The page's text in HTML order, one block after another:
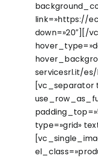
link=»https://
down=»20″][/
servicesrl.it/
[vc_separator
type=»grid»